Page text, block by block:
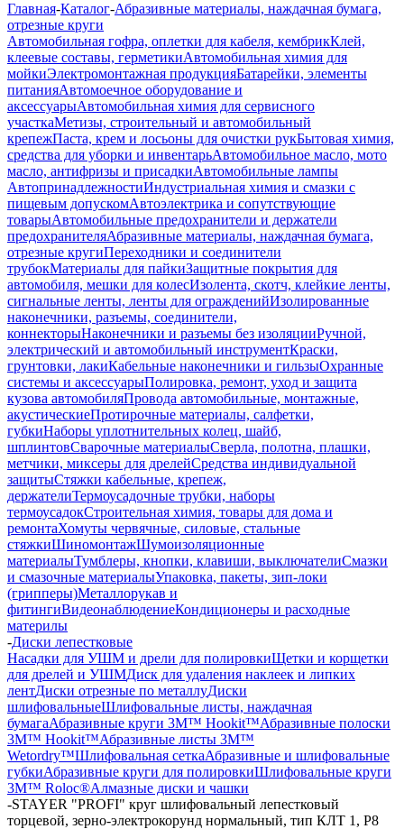
Главная-Каталог-Абразивные материалы, наждачная бумага,
отрезные круги
Автомобильная гофра, оплетки для кабеля, кембрикКлей,
клеевые составы, герметикиАвтомобильная химия для
мойкиЭлектромонтажная продукцияБатарейки, элементы
питанияАвтомоечное оборудование и
аксессуарыАвтомобильная химия для сервисного
участкаМетизы, строительный и автомобильный
крепежПаста, крем и лосьоны для очистки рукБытовая химия,
средства для уборки и инвентарьАвтомобильное масло, мото
масло, антифризы и присадкиАвтомобильные лампы
АвтопринадлежностиИндустриальная химия и смазки с
пищевым допускомАвтоэлектрика и сопутствующие
товарыАвтомобильные предохранители и держатели
предохранителяАбразивные материалы, наждачная бумага,
отрезные кругиПереходники и соединители
трубокМатериалы для пайкиЗащитные покрытия для
автомобиля, мешки для колесИзолента, скотч, клейкие ленты,
сигнальные ленты, ленты для огражденийИзолированные
наконечники, разъемы, соединители,
коннекторыНаконечники и разъемы без изоляцииРучной,
электрический и автомобильный инструментКраски,
грунтовки, лакиКабельные наконечники и гильзыОхранные
системы и аксессуарыПолировка, ремонт, уход и защита
кузова автомобиляПровода автомобильные, монтажные,
акустическиеПротирочные материалы, салфетки,
губкиНаборы уплотнительных колец, шайб,
шплинтовСварочные материалыСверла, полотна, плашки,
метчики, миксеры для дрелейСредства индивидуальной
защитыСтяжки кабельные, крепеж,
держателиТермоусадочные трубки, наборы
термоусадокСтроительная химия, товары для дома и
ремонтаХомуты червячные, силовые, стальные
стяжкиШиномонтажШумоизоляционные
материалыТумблеры, кнопки, клавиши, выключателиСмазки
и смазочные материалыУпаковка, пакеты, зип-локи
(грипперы)Металлорукав и
фитингиВидеонаблюдениеКондиционеры и расходные
материлы
-Диски лепестковые
Насадки для УШМ и дрели для полировкиЩетки и корщетки
для дрелей и УШМДиск для удаления наклеек и липких
лентДиски отрезные по металлуДиски
шлифовальныеШлифовальные листы, наждачная
бумагаАбразивные круги 3M™ Hookit™Абразивные полоски
3M™ Hookit™Абразивные листы 3M™
Wetordry™Шлифовальная сеткаАбразивные и шлифовальные
губкиАбразивные круги для полировкиШлифовальные круги
3M™ Roloc®Алмазные диски и чашки
-STAYER "PROFI" круг шлифовальный лепестковый
торцевой, зерно-электрокорунд нормальный, тип КЛТ 1, P8